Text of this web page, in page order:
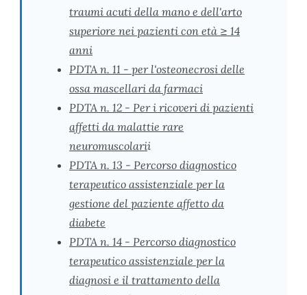
traumi acuti della mano e dell'arto
superiore nei pazienti con età ≥ 14
anni
PDTA n. 11 - per l'osteonecrosi delle
ossa mascellari da farmaci
PDTA n. 12 - Per i ricoveri di pazienti
affetti da malattie rare
neuromuscolarii
PDTA n. 13 - Percorso diagnostico
terapeutico assistenziale per la
gestione del paziente affetto da
diabete
PDTA n. 14 - Percorso diagnostico
terapeutico assistenziale per la
diagnosi e il trattamento della